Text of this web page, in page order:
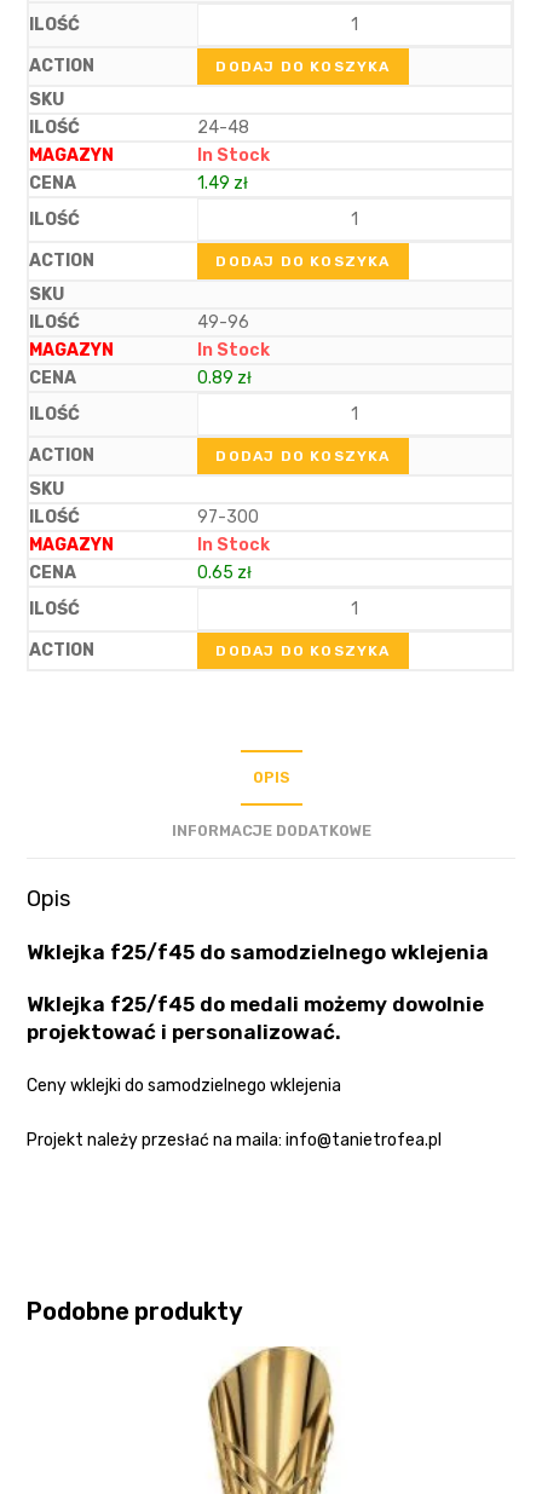
DODAJ DO KOSZYKA
24-48
In Stock
1.49 zł
DODAJ DO KOSZYKA
49-96
In Stock
0.89 zł
DODAJ DO KOSZYKA
97-300
In Stock
0.65 zł
DODAJ DO KOSZYKA
OPIS
INFORMACJE DODATKOWE
Opis
Wklejka f25/f45 do samodzielnego wklejenia
Wklejka f25/f45 do medali możemy dowolnie
projektować i personalizować.
Ceny wklejki do samodzielnego wklejenia
Projekt należy przesłać na maila: info@tanietrofea.pl
Podobne produkty